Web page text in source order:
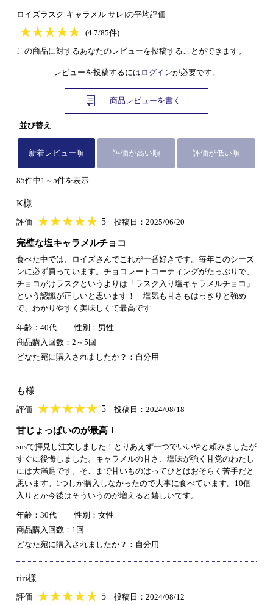
ロイズラスク[キャラメル サレ]の平均評価
★★★★★
★★★★★
(4.7/85件)
この商品に対するあなたのレビューを投稿することができます。
レビューを投稿するには ログインが必要です。
商品レビューを書く
並び替え
新着レビュー順 評価が高い順 評価が低い順
85件中1～5件を表示
K様
評価 ★★★★★
★★★★★ 5 投稿日：2025/06/20
完璧な塩キャラメルチョコ
食べた中では、ロイズさんでこれが一番好きです。毎年このシーズ
ンに必ず買っています。チョコレートコーティングがたっぷりで、
チョコがけラスクというよりは「ラスク入り塩キャラメルチョコ」
という認識が正しいと思います！ 塩気も甘さもはっきりと強め
で、わかりやすく美味しくて最高です
年齢：40代
性別：男性
商品購入回数：2～5回
どなた宛に購入されましたか？：自分用
も様
評価 ★★★★★
★★★★★ 5 投稿日：2024/08/18
甘じょっぱいのが最高！
snsで拝見し注文しました！とりあえず一つでいいやと頼みましたが
すぐに後悔しました。キャラメルの甘さ、塩味が強く甘党のわたし
には大満足です。そこまで甘いものはってひとはおそらく苦手だと
思います。1つしか購入しなかったので大事に食べています。10個
入りとか今後はそういうのが増えると嬉しいです。
年齢：30代
性別：女性
商品購入回数：1回
どなた宛に購入されましたか？：自分用
riri様
評価 ★★★★★
★★★★★ 5 投稿日：2024/08/12